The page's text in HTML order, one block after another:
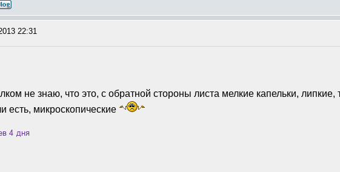
22:31
не знаю, что это, с обратной стороны листа мелкие капельки, липкие,
есть, микроскопические